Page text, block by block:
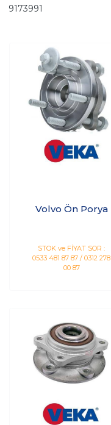
9173991
Volvo Ön Porya
STOK ve FİYAT SOR :
0533 481 87 87 / 0312 278
00 87